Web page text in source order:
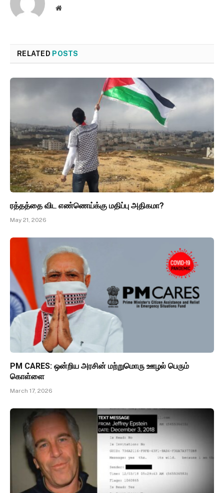
Website
RELATED POSTS
ரத்தத்தை விட எண்ணெய்க்கு மதிப்பு அதிகமா?
May 21, 2026
PM CARES: ஒன்றிய அரசின் மற்றுமொரு ஊழல் பெரும்
கொள்ளை
March 17, 2026